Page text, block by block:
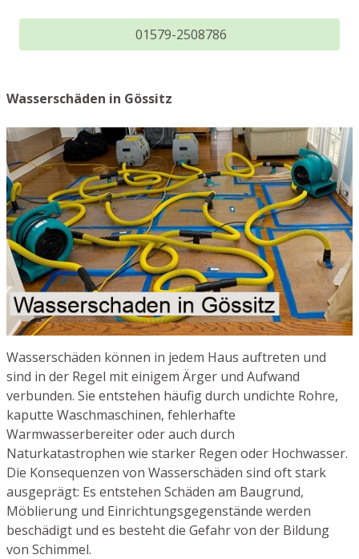
01579-2508786
Wasserschäden in Gössitz
Wasserschäden können in jedem Haus auftreten und
sind in der Regel mit einigem Ärger und Aufwand
verbunden. Sie entstehen häufig durch undichte Rohre,
kaputte Waschmaschinen, fehlerhafte
Warmwasserbereiter oder auch durch
Naturkatastrophen wie starker Regen oder Hochwasser.
Die Konsequenzen von Wasserschäden sind oft stark
ausgeprägt: Es entstehen Schäden am Baugrund,
Möblierung und Einrichtungsgegenstände werden
beschädigt und es besteht die Gefahr von der Bildung
von Schimmel.